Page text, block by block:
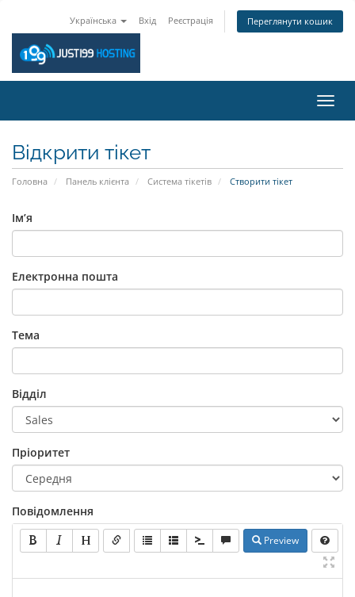
Українська Вхід Реєстрація Переглянути кошик
Відкрити тікет
Головна Панель клієнта Система тікетів Створити тікет
Ім’я
Електронна пошта
Тема
Відділ
Пріоритет
Повідомлення
Preview